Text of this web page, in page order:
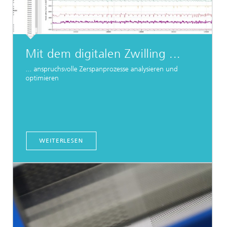
Mit dem digitalen Zwilling ...
... anspruchsvolle Zerspanprozesse analysieren und
optimieren
WEITERLESEN